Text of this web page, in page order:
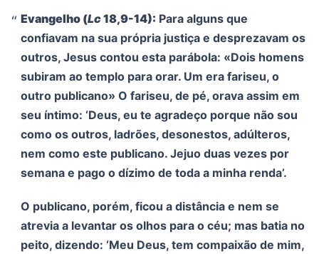
Evangelho (Lc18,9-14): Para alguns que
confiavam na sua própria justiça e desprezavam os
outros, Jesus contou esta parábola: «Dois homens
subiram ao templo para orar. Um era fariseu, o
outro publicano» O fariseu, de pé, orava assim em
seu íntimo: ‘Deus, eu te agradeço porque não sou
como os outros, ladrões, desonestos, adúlteros,
nem como este publicano. Jejuo duas vezes por
semana e pago o dízimo de toda a minha renda’.
O publicano, porém, ficou a distância e nem se
atrevia a levantar os olhos para o céu; mas batia no
peito, dizendo: ‘Meu Deus, tem compaixão de mim,